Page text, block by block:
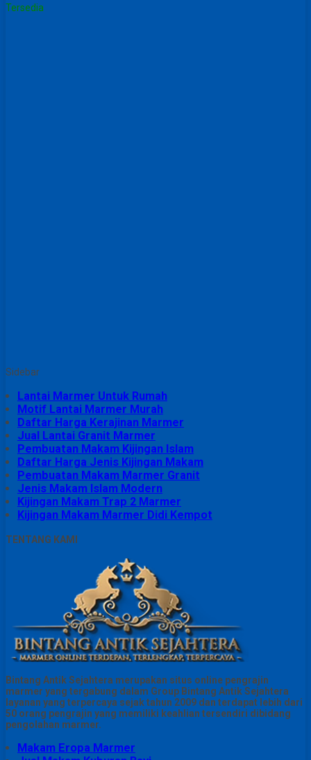
Tersedia
Sidebar
Lantai Marmer Untuk Rumah
Motif Lantai Marmer Murah
Daftar Harga Kerajinan Marmer
Jual Lantai Granit Marmer
Pembuatan Makam Kijingan Islam
Daftar Harga Jenis Kijingan Makam
Pembuatan Makam Marmer Granit
Jenis Makam Islam Modern
Kijingan Makam Trap 2 Marmer
Kijingan Makam Marmer Didi Kempot
TENTANG KAMI
Bintang Antik Sejahtera merupakan situs online pengrajin
marmer yang tergabung dalam Group Bintang Antik Sejahtera
layanan yang terpercaya sejak tahun 2009 dan terdapat lebih dari
50 orang pengrajin yang memiliki keahlian tersendiri dibidang
pengolahan marmer.
Makam Eropa Marmer